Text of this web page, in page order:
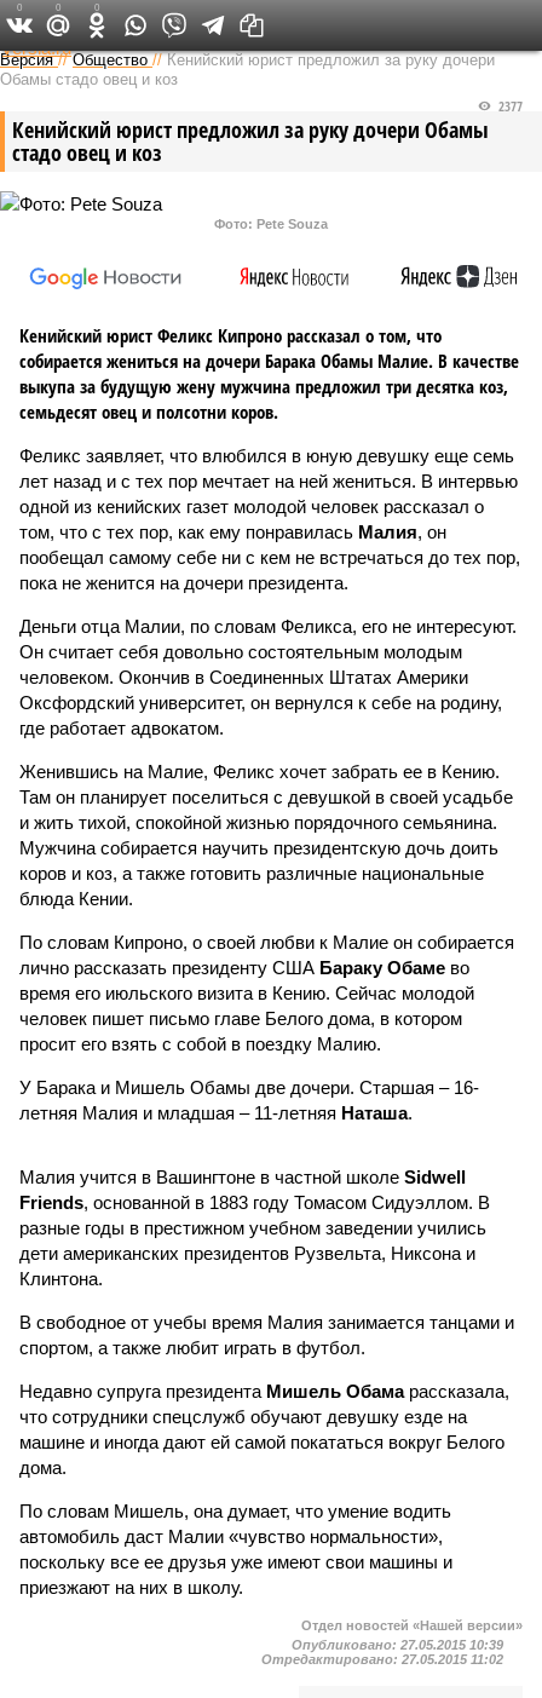
Федеральный выпуск
Версия //Общество //Кенийский юрист предложил за руку дочери
Обамы стадо овец и коз
Кенийский юрист предложил за руку дочери Обамы
стадо овец и коз
2377
Фото: Pete Souza
Кенийский юрист Феликс Кипроно рассказал о том, что
собирается жениться на дочери Барака Обамы Малие. В качестве
выкупа за будущую жену мужчина предложил три десятка коз,
семьдесят овец и полсотни коров.
Феликс заявляет, что влюбился в юную девушку еще семь
лет назад и с тех пор мечтает на ней жениться. В интервью
одной из кенийских газет молодой человек рассказал о
том, что с тех пор, как ему понравилась Малия, он
пообещал самому себе ни с кем не встречаться до тех пор,
пока не женится на дочери президента.
Деньги отца Малии, по словам Феликса, его не интересуют.
Он считает себя довольно состоятельным молодым
человеком. Окончив в Соединенных Штатах Америки
Оксфордский университет, он вернулся к себе на родину,
где работает адвокатом.
Женившись на Малие, Феликс хочет забрать ее в Кению.
Там он планирует поселиться с девушкой в своей усадьбе
и жить тихой, спокойной жизнью порядочного семьянина.
Мужчина собирается научить президентскую дочь доить
коров и коз, а также готовить различные национальные
блюда Кении.
По словам Кипроно, о своей любви к Малие он собирается
лично рассказать президенту США Бараку Обаме во
время его июльского визита в Кению. Сейчас молодой
человек пишет письмо главе Белого дома, в котором
просит его взять с собой в поездку Малию.
У Барака и Мишель Обамы две дочери. Старшая – 16-
летняя Малия и младшая – 11-летняя Наташа.
Малия учится в Вашингтоне в частной школе Sidwell
Friends, основанной в 1883 году Томасом Сидуэллом. В
разные годы в престижном учебном заведении учились
дети американских президентов Рузвельта, Никсона и
Клинтона.
В свободное от учебы время Малия занимается танцами и
спортом, а также любит играть в футбол.
Недавно супруга президента Мишель Обамарассказала,
что сотрудники спецслужб обучают девушку езде на
машине и иногда дают ей самой покататься вокруг Белого
дома.
По словам Мишель, она думает, что умение водить
автомобиль даст Малии «чувство нормальности»,
поскольку все ее друзья уже имеют свои машины и
приезжают на них в школу.
0 0 0
Отдел новостей «Нашей версии»
Опубликовано: 27.05.2015 10:39
Отредактировано: 27.05.2015 11:02